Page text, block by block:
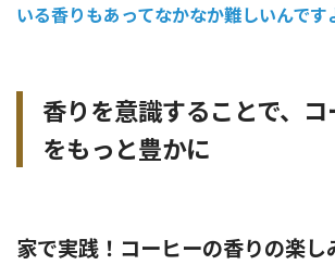
いる香りもあってなかなか難しいんです
香りを意識することで、
をもっと豊かに
家で実践！コーヒーの香りの楽し